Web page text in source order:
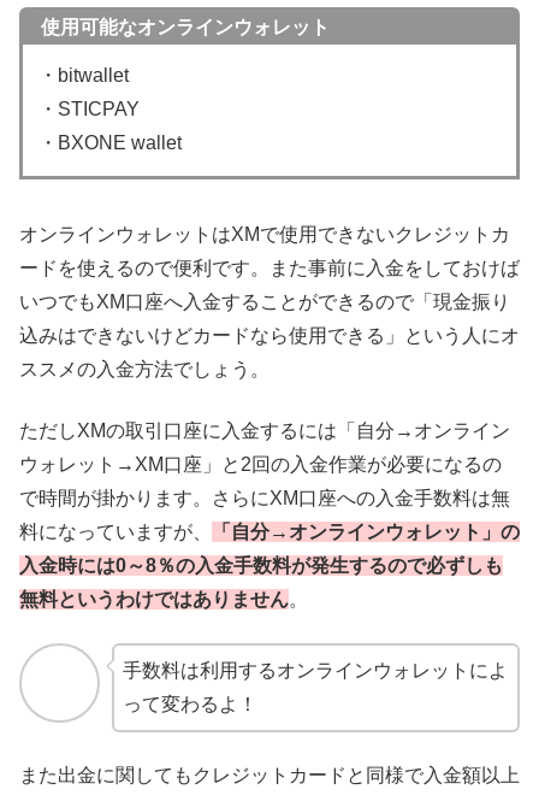
使用可能なオンラインウォレット
・bitwallet
・STICPAY
・BXONE wallet
オンラインウォレットはXMで使用できないクレジットカ
ードを使えるので便利です。また事前に入金をしておけば
いつでもXM口座へ入金することができるので「現金振り
込みはできないけどカードなら使用できる」という人にオ
ススメの入金方法でしょう。
ただしXMの取引口座に入金するには「自分→オンライン
ウォレット→XM口座」と2回の入金作業が必要になるの
で時間が掛かります。さらにXM口座への入金手数料は無
料になっていますが、
「自分→オンラインウォレット」の
入金時には0～8％の入金手数料が発生するので必ずしも
無料というわけではありません。
手数料は利用するオンラインウォレットによ
って変わるよ！
また出金に関してもクレジットカードと同様で入金額以上